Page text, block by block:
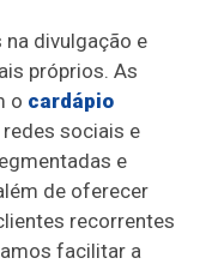
na divulgação e
próprios. As
o cardápio
redes sociais e
e
de oferecer
recorrentes
facilitar a